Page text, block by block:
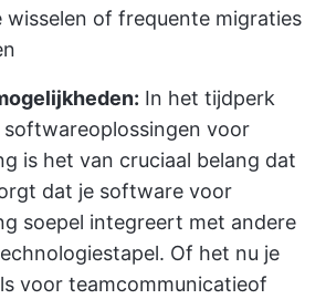
of frequente migraties
In het tijdperk
voor
is het van cruciaal belang dat
dat je software voor
soepel integreert met andere
Of het nu je
voor teamcommunicatieof